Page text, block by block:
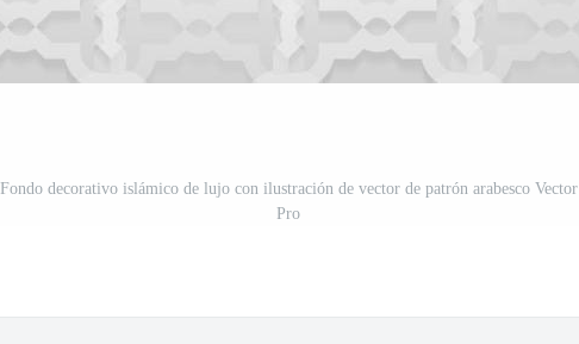
Fondo decorativo islámico de lujo con ilustración de vector de patrón arabesco Vector
Pro